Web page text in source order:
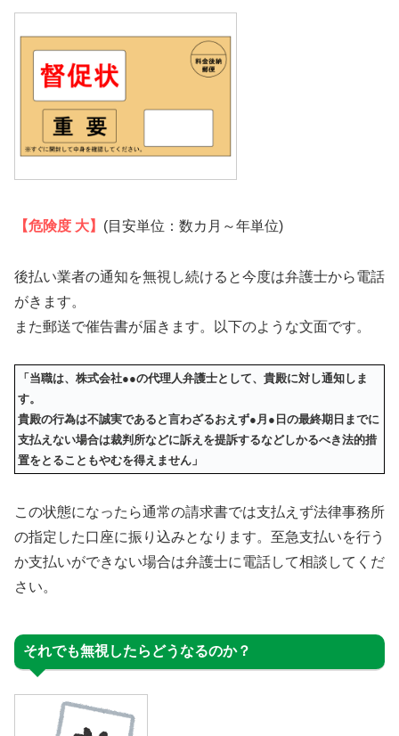
【危険度 大】 (目安単位：数カ月～年単位)
後払い業者の通知を無視し続けると今度は弁護士から電話
がきます。
また郵送で催告書が届きます。以下のような文面です。
「当職は、株式会社●●の代理人弁護士として、貴殿に対し通知しま
す。
貴殿の行為は不誠実であると言わざるおえず●月●日の最終期日までに
支払えない場合は裁判所などに訴えを提訴するなどしかるべき法的措
置をとることもやむを得えません」
この状態になったら通常の請求書では支払えず法律事務所
の指定した口座に振り込みとなります。至急支払いを行う
か支払いができない場合は弁護士に電話して相談してくだ
さい。
それでも無視したらどうなるのか？